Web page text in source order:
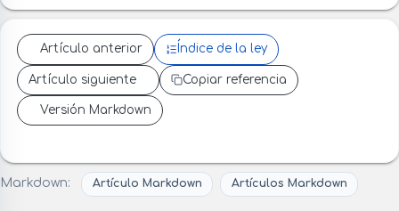
Artículo anterior Índice de la ley
Artículo siguiente Copiar referencia
Versión Markdown
Markdown: Artículo Markdown Artículos Markdown